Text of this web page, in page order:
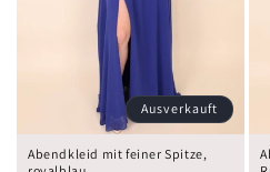
Ausverkauft
Abendkleid mit feiner Spitze,